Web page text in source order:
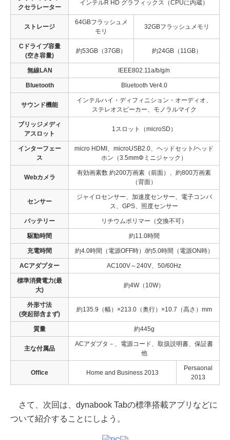
クセラレーター
インテルR HD グラフィックス（CPUに内蔵）
ストレージ
64GBフラッシュメ
モリ
32GBフラッシュメモリ
Cドライブ容量
(空き容量)
約53GB（37GB） 約24GB（11GB）
無線LAN IEEE802.11a/b/g/n
Bluetooth Bluetooth Ver4.0
サウンド機能
インテルハイ・ディフィニション・オーディオ、
ステレオスピーカー、モノラルマイク
ブリッジメディ
アスロット
1スロット（microSD）
インターフェー
ス
micro HDMI、microUSB2.0、ヘッドセット/ヘッド
ホン（3.5mmΦミニジャック）
Webカメラ
有効画素数 約200万画素（前面）、約800万画素
（背面）
センサー
ジャイロセンサー、加速度センサー、電子コンパ
ス、GPS、照度センサー
バッテリー リチウムポリマー（交換不可）
駆動時間 約11.0時間
充電時間 約4.0時間（電源OFF時）/約5.0時間（電源ON時）
ACアダプター AC100V～240V、50/60Hz
標準消費電力(最
大)
約4W（10W）
外形寸法
(突起部含まず)
約135.9（幅）×213.0（奥行）×10.7（高さ）mm
質量 約445g
主な付属品
ACアダプタ－、電源コード、取扱説明書、保証書
他
Office Home and Business 2013
Persaonal
2013
さて、次回は、dynabook Tabの標準搭載アプリなどに
ついて紹介することにしよう。